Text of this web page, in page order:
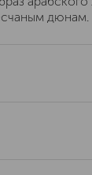
дюнам.